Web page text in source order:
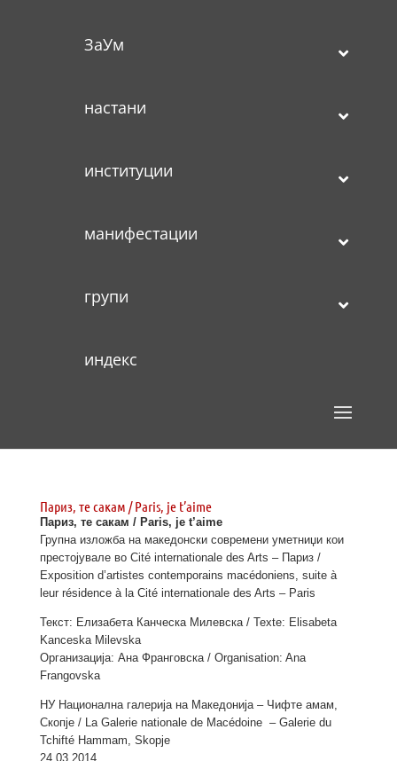
ЗаУм
настани
институции
манифестации
групи
индекс
Париз, те сакам / Paris, je t’aime
Париз, те сакам / Paris, je t’aime
Групна изложба на македонски современи уметниџи кои
престојувале во Cité internationale des Arts – Париз /
Exposition d’artistes contemporains macédoniens, suite à
leur résidence à la Cité internationale des Arts – Paris
Текст: Елизабета Канческа Милевска / Texte: Elisabeta
Kanceska Milevska
Организација: Ана Франговска / Organisation: Ana
Frangovska
НУ Национална галерија на Македонија – Чифте амам,
Скопје / La Galerie nationale de Macédoine – Galerie du
Tchifté Hammam, Skopje
24.03.2014